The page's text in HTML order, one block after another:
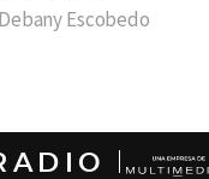
Debany Escobedo